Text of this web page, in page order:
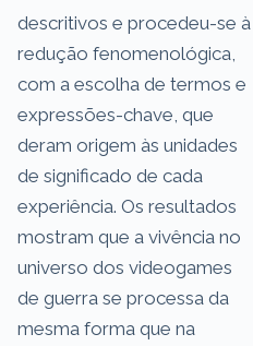
descritivos e procedeu-se à
redução fenomenológica,
com a escolha de termos e
expressões-chave, que
deram origem às unidades
de significado de cada
experiência. Os resultados
mostram que a vivência no
universo dos videogames
de guerra se processa da
mesma forma que na